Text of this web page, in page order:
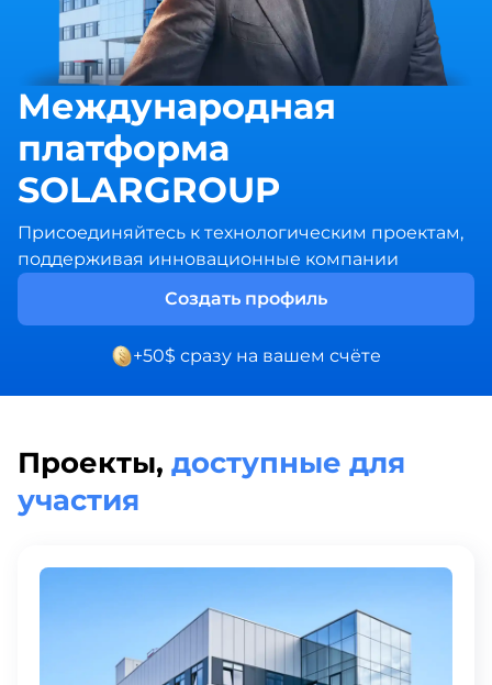
Международная
платформа
SOLARGROUP
Присоединяйтесь к технологическим проектам,
поддерживая инновационные компании
Создать профиль
+50$ сразу на вашем счёте
Проекты, доступные для
участия